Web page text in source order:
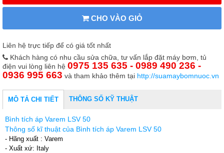
CHO VÀO GIỎ
Liên hệ trực tiếp để có giá tốt nhất
Khách hàng có nhu cầu sửa chữa, tư vấn lắp đặt máy bơm, tủ
điện vui lòng liên hệ 0975 135 635 - 0989 490 236 -
0936 995 663 và tham khảo thêm tại http://suamaybomnuoc.vn
MÔ TẢ CHI TIẾT THÔNG SỐ KỸ THUẬT
Bình tích áp Varem LSV 50
Thông số kĩ thuật của Bình tích áp Varem LSV 50
- Hãng xuất : Varem
- Xuất xứ: Italy